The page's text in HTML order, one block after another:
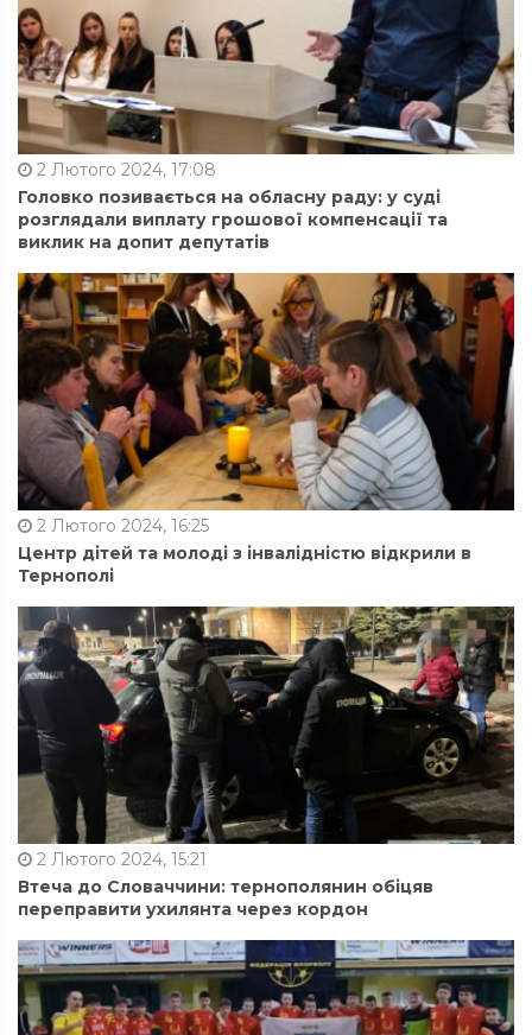
2 Лютого 2024, 17:08
Головко позивається на обласну раду: у суді
розглядали виплату грошової компенсації та
виклик на допит депутатів
2 Лютого 2024, 16:25
Центр дітей та молоді з інвалідністю відкрили в
Тернополі
2 Лютого 2024, 15:21
Втеча до Словаччини: тернополянин обіцяв
переправити ухилянта через кордон